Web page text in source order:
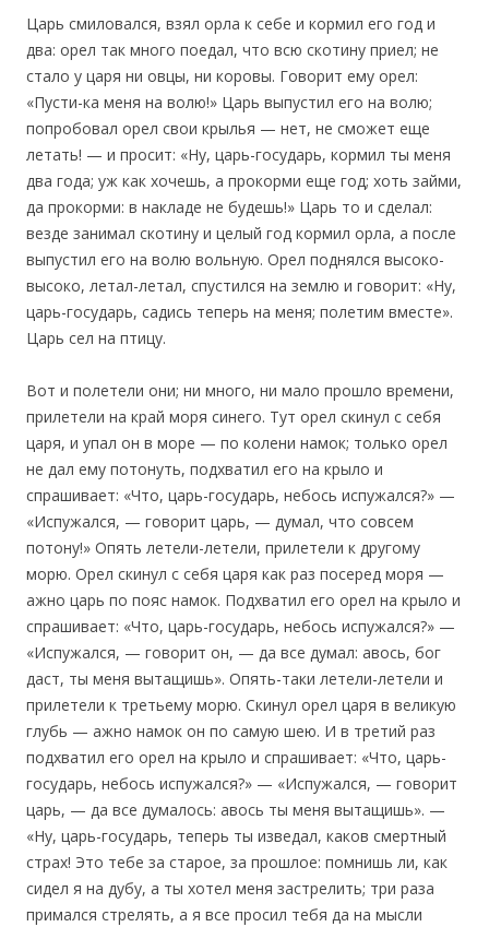
Царь смиловался, взял орла к себе и кормил его год и
два: орел так много поедал, что всю скотину приел; не
стало у царя ни овцы, ни коровы. Говорит ему орел:
«Пусти-ка меня на волю!» Царь выпустил его на волю;
попробовал орел свои крылья — нет, не сможет еще
летать! — и просит: «Ну, царь-государь, кормил ты меня
два года; уж как хочешь, а прокорми еще год; хоть займи,
да прокорми: в накладе не будешь!» Царь то и сделал:
везде занимал скотину и целый год кормил орла, а после
выпустил его на волю вольную. Орел поднялся высоко-
высоко, летал-летал, спустился на землю и говорит: «Ну,
царь-государь, садись теперь на меня; полетим вместе».
Царь сел на птицу.
Вот и полетели они; ни много, ни мало прошло времени,
прилетели на край моря синего. Тут орел скинул с себя
царя, и упал он в море — по колени намок; только орел
не дал ему потонуть, подхватил его на крыло и
спрашивает: «Что, царь-государь, небось испужался?» —
«Испужался, — говорит царь, — думал, что совсем
потону!» Опять летели-летели, прилетели к другому
морю. Орел скинул с себя царя как раз посеред моря —
ажно царь по пояс намок. Подхватил его орел на крыло и
спрашивает: «Что, царь-государь, небось испужался?» —
«Испужался, — говорит он, — да все думал: авось, бог
даст, ты меня вытащишь». Опять-таки летели-летели и
прилетели к третьему морю. Скинул орел царя в великую
глубь — ажно намок он по самую шею. И в третий раз
подхватил его орел на крыло и спрашивает: «Что, царь-
государь, небось испужался?» — «Испужался, — говорит
царь, — да все думалось: авось ты меня вытащишь». —
«Ну, царь-государь, теперь ты изведал, каков смертный
страх! Это тебе за старое, за прошлое: помнишь ли, как
сидел я на дубу, а ты хотел меня застрелить; три раза
примался стрелять, а я все просил тебя да на мысли